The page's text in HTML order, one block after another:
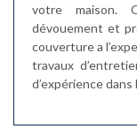
votre maison.
dévouement et
couverture a
travaux
d’expérience dans